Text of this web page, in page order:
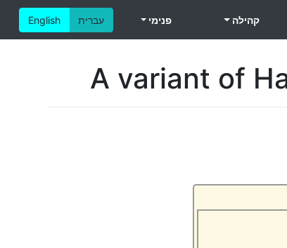
English עברית קהילה פנימי
A variant of